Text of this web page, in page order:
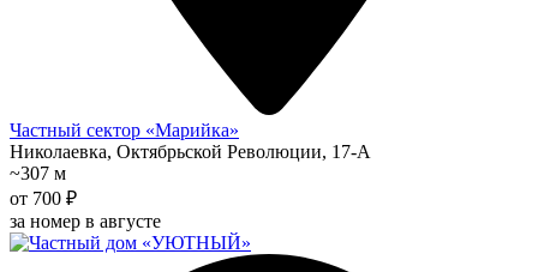
Частный сектор «Марийка»
Николаевка, Октябрьской Революции, 17-А
~307 м
от 700 ₽
за номер в августе